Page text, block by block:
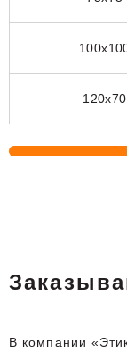
В компании